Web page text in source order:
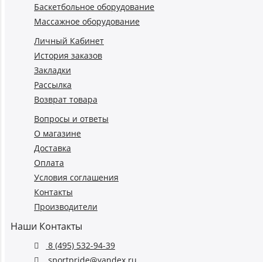
Баскетбольное оборудование
Массажное оборудование
Личный Кабинет
История заказов
Закладки
Рассылка
Возврат товара
Вопросы и ответы
О магазине
Доставка
Оплата
Условия соглашения
Контакты
Производители
Наши Контакты
8 (495) 532-94-39
sportpride@yandex.ru